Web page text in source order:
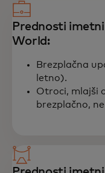
Prednosti
World:
Brezplačna
letno).
Otroci, mlajši
brezplačno,